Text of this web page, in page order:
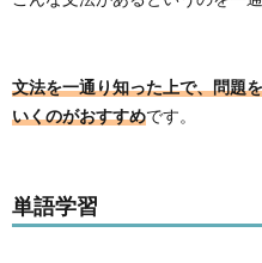
文法を一通り知った上で、問題
いくのがおすすめです。
単語学習